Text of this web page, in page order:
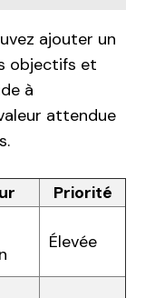
ajouter un
objectifs et
à
attendue
Priorité
Élevée